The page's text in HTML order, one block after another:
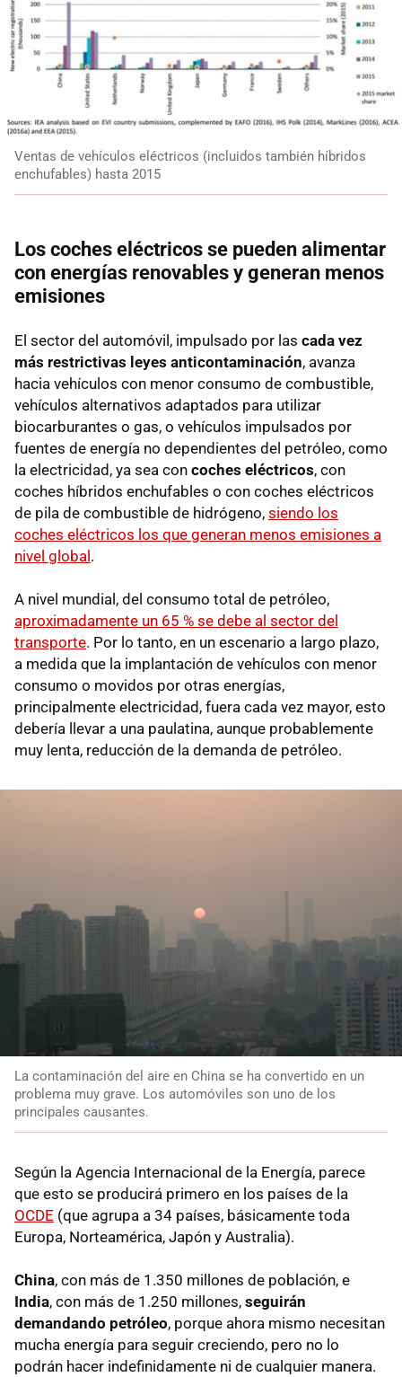
Ventas de vehículos eléctricos (incluidos también híbridos
enchufables) hasta 2015
Los coches eléctricos se pueden alimentar
con energías renovables y generan menos
emisiones
El sector del automóvil, impulsado por las cada vez
más restrictivas leyes anticontaminación, avanza
hacia vehículos con menor consumo de combustible,
vehículos alternativos adaptados para utilizar
biocarburantes o gas, o vehículos impulsados por
fuentes de energía no dependientes del petróleo, como
la electricidad, ya sea con coches eléctricos, con
coches híbridos enchufables o con coches eléctricos
de pila de combustible de hidrógeno, siendo los
coches eléctricos los que generan menos emisiones a
nivel global.
A nivel mundial, del consumo total de petróleo,
aproximadamente un 65 % se debe al sector del
transporte. Por lo tanto, en un escenario a largo plazo,
a medida que la implantación de vehículos con menor
consumo o movidos por otras energías,
principalmente electricidad, fuera cada vez mayor, esto
debería llevar a una paulatina, aunque probablemente
muy lenta, reducción de la demanda de petróleo.
La contaminación del aire en China se ha convertido en un
problema muy grave. Los automóviles son uno de los
principales causantes.
Según la Agencia Internacional de la Energía, parece
que esto se producirá primero en los países de la
OCDE (que agrupa a 34 países, básicamente toda
Europa, Norteamérica, Japón y Australia).
China, con más de 1.350 millones de población, e
India, con más de 1.250 millones, seguirán
demandando petróleo, porque ahora mismo necesitan
mucha energía para seguir creciendo, pero no lo
podrán hacer indefinidamente ni de cualquier manera.